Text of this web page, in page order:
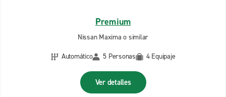
Premium
Nissan Maxima o similar
Automático
5 Personas 4 Equipaje
Ver detalles